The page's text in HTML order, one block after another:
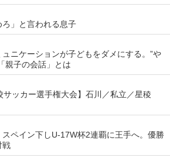
ろ」と言われる息子
ニケーションが子どもをダメにする。”や
親子の会話」とは
サッカー選手権大会】石川／私立／星稜
スペイン下しU-17W杯2連覇に王手へ。優勝
戦